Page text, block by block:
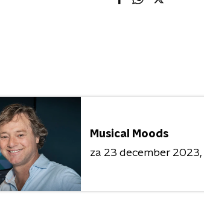
Musical Moods
za 23 december 2023